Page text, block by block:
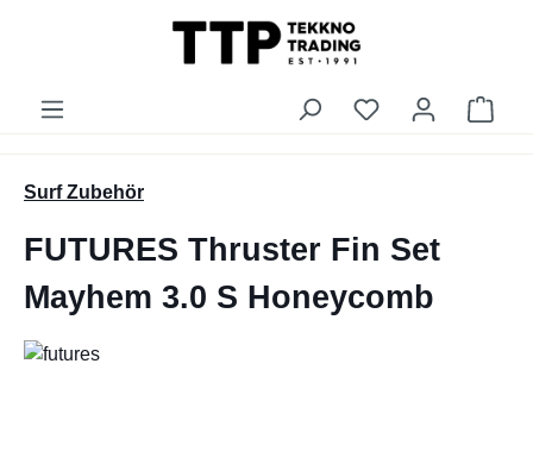
Du hast 0
Surf Zubehör
FUTURES Thruster Fin Set
Mayhem 3.0 S Honeycomb